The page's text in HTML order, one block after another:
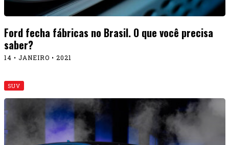
Ford fecha fábricas no Brasil. O que você precisa
saber?
14 • JANEIRO • 2021
SUV